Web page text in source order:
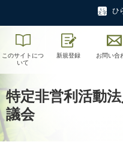
ひ
このサイトにつ
いて
新規登録 お問い合
特定非営利活動
議会